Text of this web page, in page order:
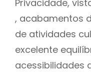
Privacidade,
, acabamentos
de atividades
excelente
acessibilidades